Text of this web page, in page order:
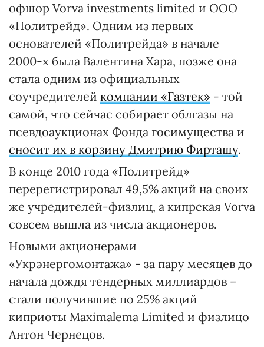
офшор Vorva investments limited и ООО
«Политрейд». Одним из первых
основателей «Политрейда» в начале
2000-х была Валентина Хара, позже она
стала одним из официальных
соучредителей компании «Газтек» - той
самой, что сейчас собирает облгазы на
псевдоаукционах Фонда госимущества и
сносит их в корзину Дмитрию Фирташу.
В конце 2010 года «Политрейд»
перерегистрировал 49,5% акций на своих
же учредителей-физлиц, а кипрская Vorva
совсем вышла из числа акционеров.
Новыми акционерами
«Укрэнергомонтажа» - за пару месяцев до
начала дождя тендерных миллиардов –
стали получившие по 25% акций
киприоты Maximalema Limited и физлицо
Антон Чернецов.